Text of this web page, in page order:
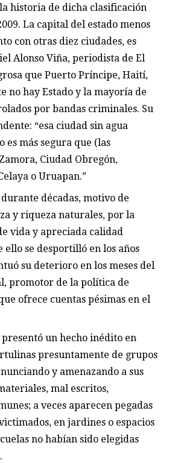
historia de dicha clasificación
La capital del estado menos
con otras diez ciudades, es
Alonso Viña, periodista de El
que Puerto Príncipe, Haití,
no hay Estado y la mayoría de
por bandas criminales. Su
“esa ciudad sin agua
es más segura que (las
Ciudad Obregón,
o Uruapan.”
décadas, motivo de
y riqueza naturales, por la
vida y apreciada calidad
ello se desportilló en los años
su deterioro en los meses del
promotor de la política de
ofrece cuentas pésimas en el
presentó un hecho inédito en
presuntamente de grupos
y amenazando a sus
mal escritos,
a veces aparecen pegadas
en jardines o espacios
no habían sido elegidas